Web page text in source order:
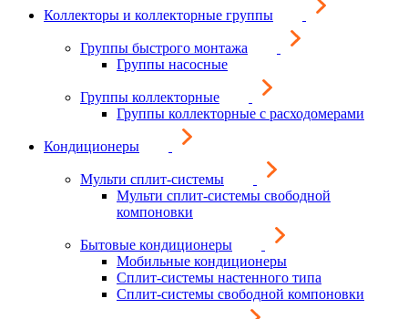
Коллекторы и коллекторные группы
Группы быстрого монтажа
Группы насосные
Группы коллекторные
Группы коллекторные с расходомерами
Кондиционеры
Мульти сплит-системы
Мульти сплит-системы свободной
компоновки
Бытовые кондиционеры
Мобильные кондиционеры
Сплит-системы настенного типа
Сплит-системы свободной компоновки